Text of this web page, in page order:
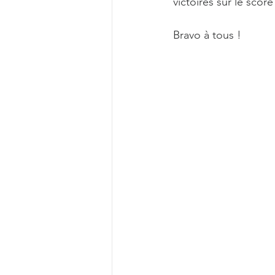
Bravo à tous !